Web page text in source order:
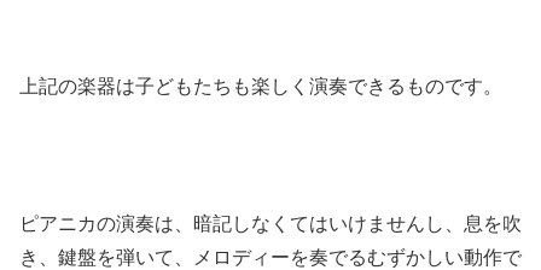
上記の楽器は子どもたちも楽しく演奏できるものです。
ピアニカの演奏は、暗記しなくてはいけませんし、息を吹
き、鍵盤を弾いて、メロディーを奏でるむずかしい動作で